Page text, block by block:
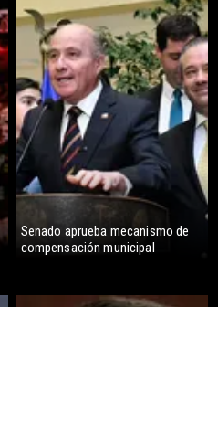
Senado aprueba mecanismo de
compensación municipal